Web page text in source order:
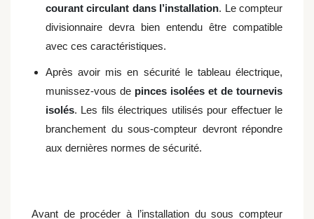
courant circulant dans l’installation. Le compteur
divisionnaire devra bien entendu être compatible
avec ces caractéristiques.
Après avoir mis en sécurité le tableau électrique,
munissez-vous de pinces isolées et de tournevis
isolés. Les fils électriques utilisés pour effectuer le
branchement du sous-compteur devront répondre
aux dernières normes de sécurité.
Avant de procéder à l’installation du sous compteur